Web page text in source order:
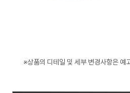
※상품의 디테일 및 세부 변경사항은 예